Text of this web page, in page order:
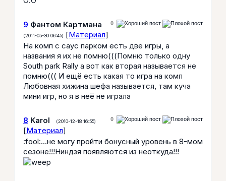
0
9 Фантом Картмана
(2011-05-30 06:45) [Материал]
На комп с саус парком есть две игры, а
названия я их не помню(((Помню только одну
South park Rally а вот как вторая называется не
помню((( И ещё есть какая то игра на комп
Любовная хижина шефа называется, там куча
мини игр, но я в неё не играла
0
8 Karol (2010-12-18 16:55)
[Материал]
:fool:...не могу пройти бонусный уровень в 8-мом
сезоне!!!Ниндзя появляются из неоткуда!!!